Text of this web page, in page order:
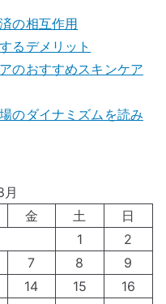
の相互作用
るデメリット
のおすすめスキンケア
のダイナミズムを読み
金 土
日
1
2
7 8
9
14 15
16